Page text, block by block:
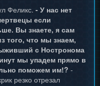
Феликс. - У нас нет
если
Вы знаете, я сам
того, что мы знаем,
с Ностронома
мы упадем прямо в
поможем им!? -
резко отрезал